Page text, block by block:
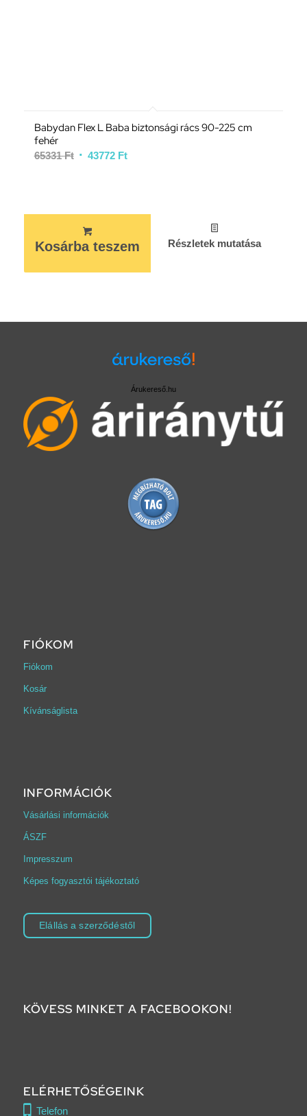
Babydan Flex L Baba biztonsági rács 90-225 cm
fehér
65331Ft 43772 Ft
Kosárba teszem Részletek mutatása
Árukereső.hu
FIÓKOM
Fiókom
Kosár
Kívánságlista
INFORMÁCIÓK
Vásárlási információk
ÁSZF
Impresszum
Képes fogyasztói tájékoztató
Elállás a szerződéstől
KÖVESS MINKET A FACEBOOKON!
ELÉRHETŐSÉGEINK
Telefon